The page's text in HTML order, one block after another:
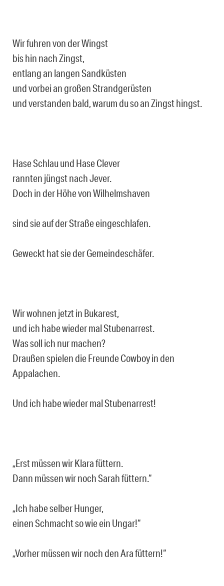
Wir fuhren von der Wingst
bis hin nach Zingst,
entlang an langen Sandküsten
und vorbei an großen Strandgerüsten
und verstanden bald, warum du so an Zingst hingst.
Hase Schlau und Hase Clever
rannten jüngst nach Jever.
Doch in der Höhe von Wilhelmshaven
sind sie auf der Straße eingeschlafen.
Geweckt hat sie der Gemeindeschäfer.
Wir wohnen jetzt in Bukarest,
und ich habe wieder mal Stubenarrest.
Was soll ich nur machen?
Draußen spielen die Freunde Cowboy in den
Appalachen.
Und ich habe wieder mal Stubenarrest!
„Erst müssen wir Klara füttern.
Dann müssen wir noch Sarah füttern.“
„Ich habe selber Hunger,
einen Schmacht so wie ein Ungar!“
„Vorher müssen wir noch den Ara füttern!“